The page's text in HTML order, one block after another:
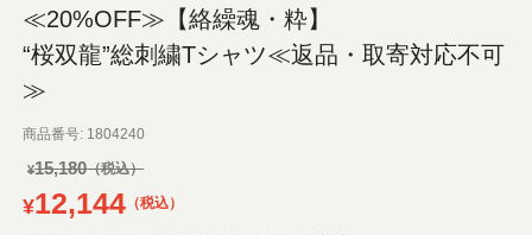
≪20%OFF≫【絡繰魂・粋】
“桜双龍”総刺繍Tシャツ≪返品・取寄対応不可
≫
商品番号 1804240
¥15,180
¥12,144 税込